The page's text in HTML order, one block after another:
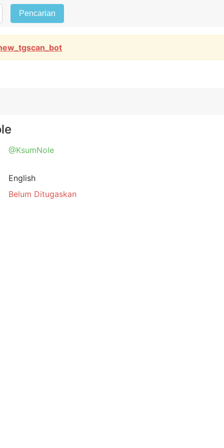
Pencarian
@KsumNole
English
Belum Ditugaskan